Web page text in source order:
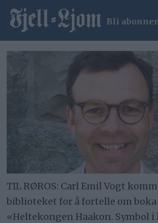
Bli
TIL RØROS: Carl Emil Vogt
biblioteket for å fortelle om boka
«Heltekongen Haakon. Symbol